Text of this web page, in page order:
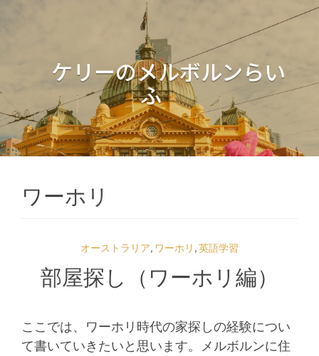
ケリーのメルボルンらい
ふ
ワーホリ
オーストラリア, ワーホリ ,英語学習
部屋探し（ワーホリ編）
ここでは、ワーホリ時代の家探しの経験につい
て書いていきたいと思います。メルボルンに住